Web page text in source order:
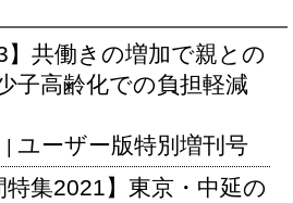
】共働きの増加で親との
子高齢化での負担軽減
| ユーザー版特別増刊号
特集2021】東京・中延の